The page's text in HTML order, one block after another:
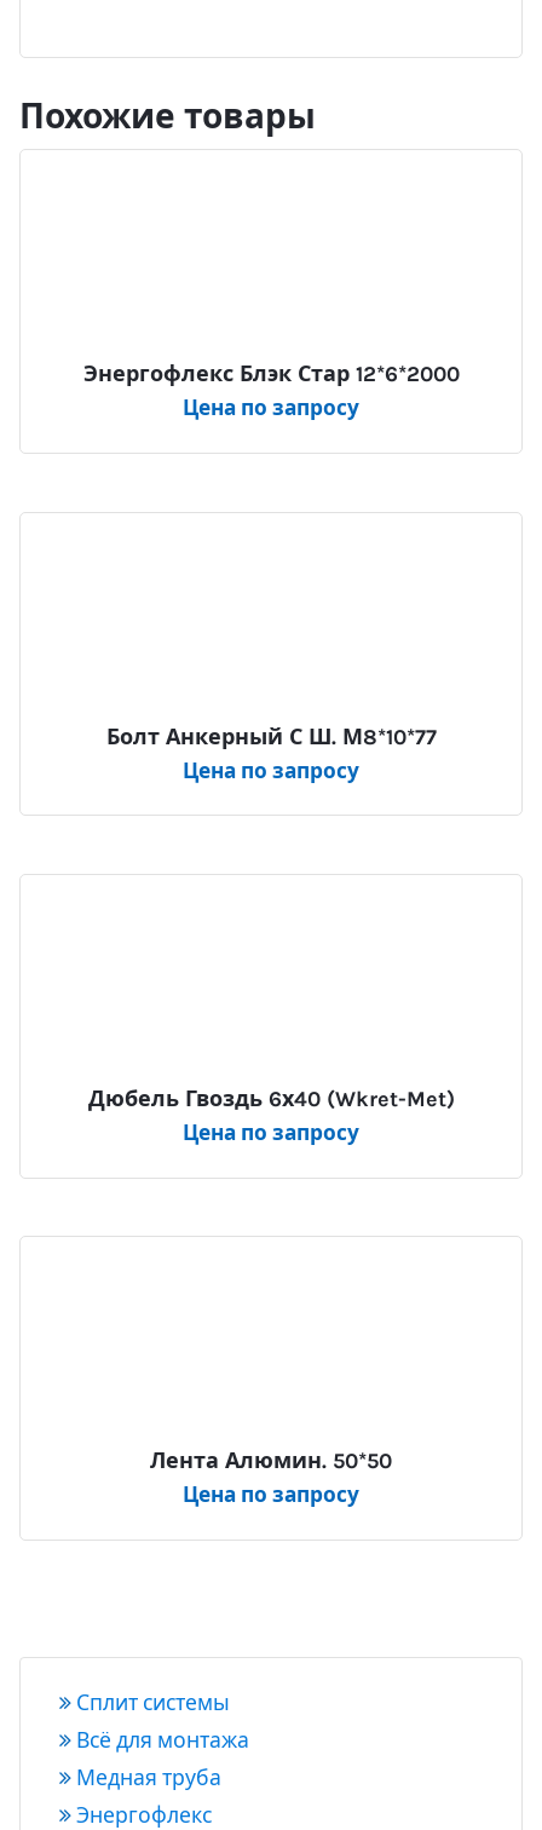
Похожие товары
Энергофлекс Блэк Стар 12*6*2000
Цена по запросу
Болт Анкерный С Ш. М8*10*77
Цена по запросу
Дюбель Гвоздь 6х40 (Wkret-Met)
Цена по запросу
Лента Алюмин. 50*50
Цена по запросу
Сплит системы
Всё для монтажа
Медная труба
Энергофлекс